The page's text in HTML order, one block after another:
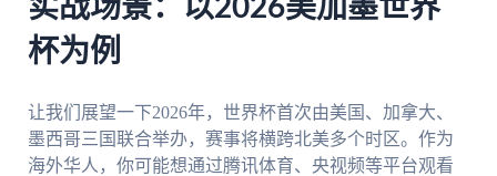
实战场景：以2026美加墨世界
杯为例
让我们展望一下2026年，世界杯首次由美国、加拿大、
墨西哥三国联合举办，赛事将横跨北美多个时区。作为
海外华人，你可能想通过腾讯体育、央视频等平台观看